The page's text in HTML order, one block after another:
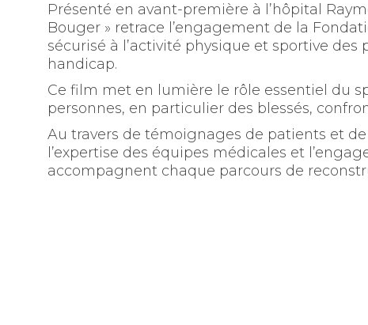
Présenté en avant-première à l’hôpital
Bouger » retrace l’engagement de la
sécurisé à l’activité physique et sportive des
handicap.
Ce film met en lumière le rôle essentiel du
personnes, en particulier des blessés,
Au travers de témoignages de patients et
l’expertise des équipes médicales et
accompagnent chaque parcours de